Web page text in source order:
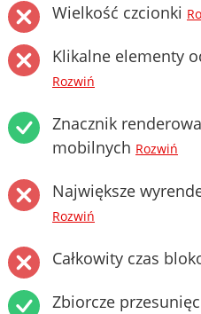
Wielkość czcionki
Klikalne elementy
Rozwiń
Znacznik
mobilnych Rozwiń
Największe
Rozwiń
Całkowity czas
Zbiorcze